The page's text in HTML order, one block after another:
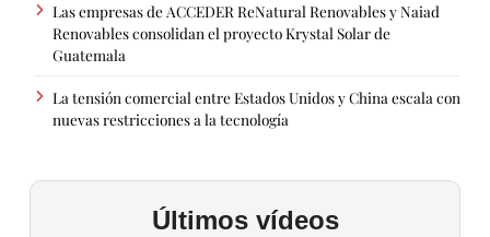
Las empresas de ACCEDER ReNatural Renovables y Naiad
Renovables consolidan el proyecto Krystal Solar de
Guatemala
La tensión comercial entre Estados Unidos y China escala con
nuevas restricciones a la tecnología
Últimos vídeos